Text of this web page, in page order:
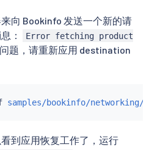
向 Bookinfo 发送一个新的请
：
Error fetching product
问题，请重新应用 destination
samples/bookinfo/networking/
到应用恢复工作了，运行